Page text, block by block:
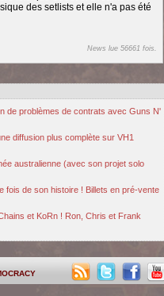
des setlists et elle n'a pas été
News lue 56661 fois.
de problèmes de contrats avec Guns N'
diffusion plus complète sur VH1
australienne (avec son projet solo
fois de son histoire ! Billets en pré-vente
et KoRn ! Ron, Chris et Frank